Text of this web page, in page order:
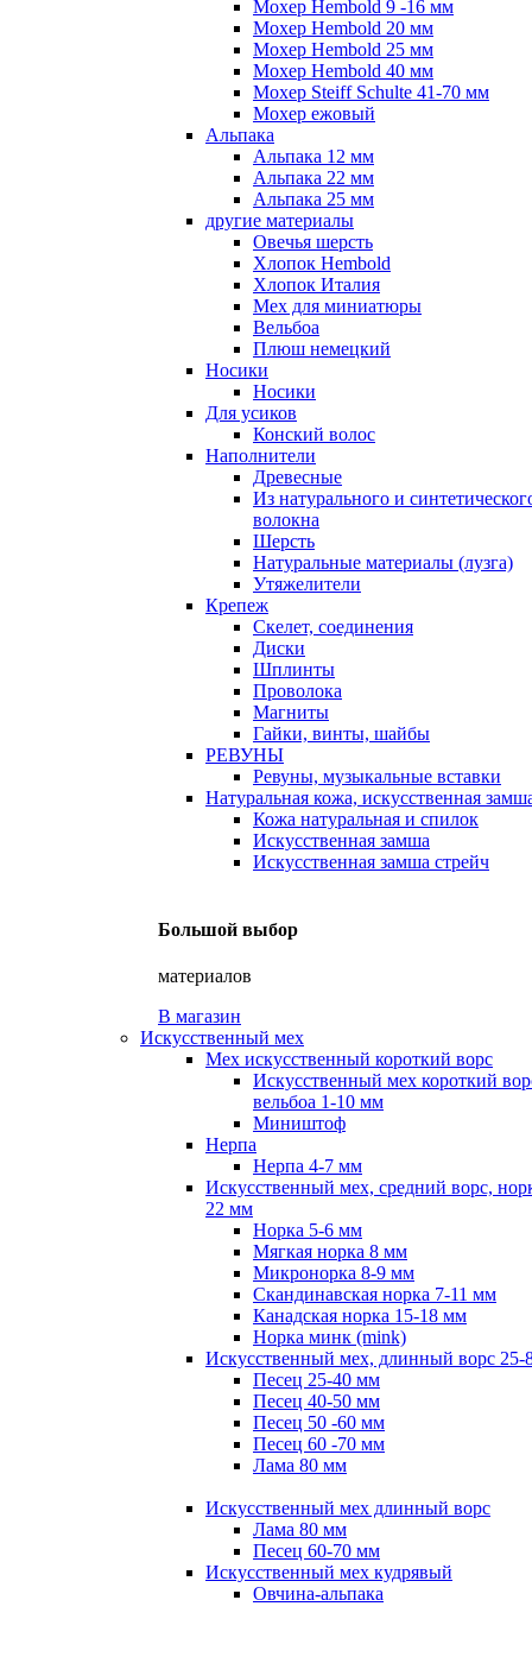
Мохер Hembold 9 -16 мм
Мохер Hembold 20 мм
Мохер Hembold 25 мм
Мохер Hembold 40 мм
Мохер Steiff Schulte 41-70 мм
Мохер ежовый
Альпака
Альпака 12 мм
Альпака 22 мм
Альпака 25 мм
другие материалы
Овечья шерсть
Хлопок Hembold
Хлопок Италия
Мех для миниатюры
Вельбоа
Плюш немецкий
Носики
Носики
Для усиков
Конский волос
Наполнители
Древесные
Из натурального и
волокна
Шерсть
Натуральные материалы (лузга)
Утяжелители
Крепеж
Скелет, соединения
Диски
Шплинты
Проволока
Магниты
Гайки, винты, шайбы
РЕВУНЫ
Ревуны, музыкальные вставки
Натуральная кожа, искусственная
Кожа натуральная и спилок
Искусственная замша
Искусственная замша стрейч
Большой выбор
материалов
В магазин
Искусственный мех
Мех искусственный короткий ворс
Искусственный мех короткий
вельбоа 1-10 мм
Миништоф
Нерпа
Нерпа 4-7 мм
Искусственный мех, средний ворс,
22 мм
Норка 5-6 мм
Мягкая норка 8 мм
Микронорка 8-9 мм
Скандинавская норка 7-11 мм
Канадская норка 15-18 мм
Норка минк (mink)
Искусственный мех, длинный ворс 25-
Песец 25-40 мм
Песец 40-50 мм
Песец 50 -60 мм
Песец 60 -70 мм
Лама 80 мм
Искусственный мех длинный ворс
Лама 80 мм
Песец 60-70 мм
Искусственный мех кудрявый
Овчина-альпака